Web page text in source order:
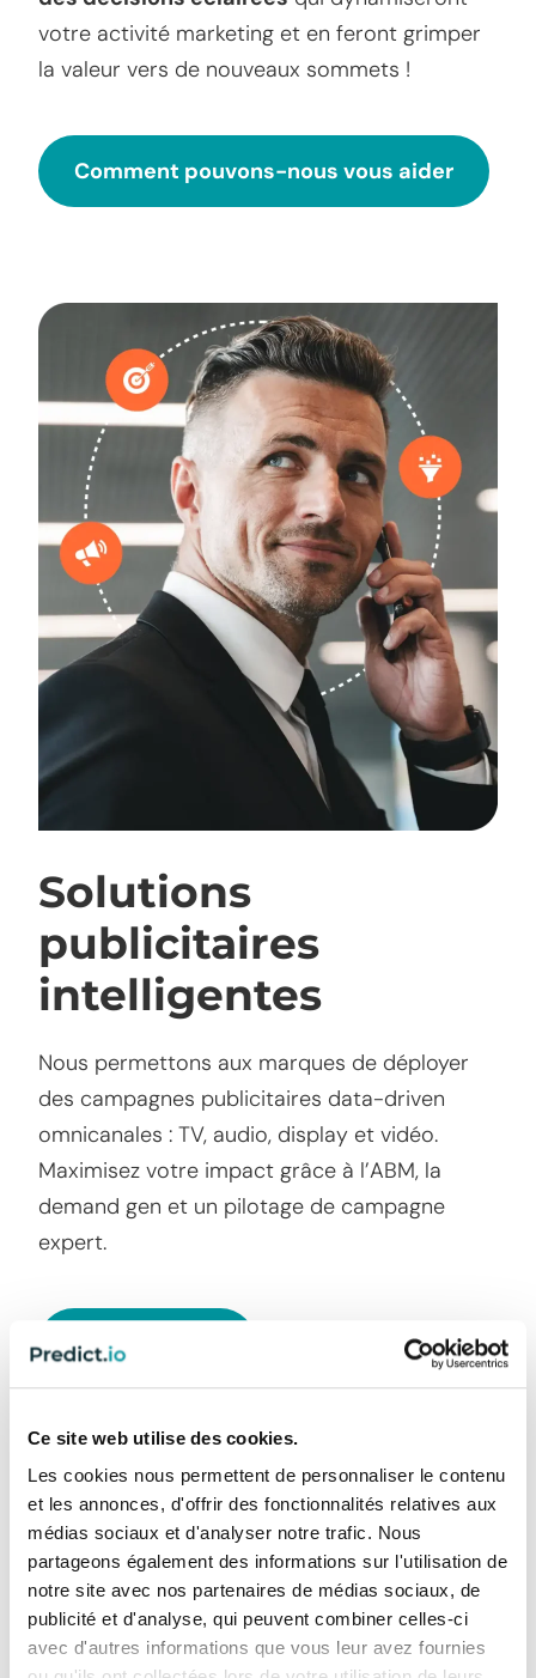
Ce site web utilise des cookies.
Les cookies nous permettent de personnaliser le contenu
et les annonces, d'offrir des fonctionnalités relatives aux
médias sociaux et d'analyser notre trafic. Nous
partageons également des informations sur l'utilisation de
notre site avec nos partenaires de médias sociaux, de
publicité et d'analyse, qui peuvent combiner celles-ci
avec d'autres informations que vous leur avez fournies
votre activité marketing et en feront grimper
la valeur vers de nouveaux sommets !
Comment pouvons-nous vous aider
Solutions
publicitaires
intelligentes
Nous permettons aux marques de déployer
des campagnes publicitaires data-driven
omnicanales : TV, audio, display et vidéo.
Maximisez votre impact grâce à l’ABM, la
demand gen et un pilotage de campagne
expert.
En savoir plus
Années d’activité
éditoriale
Des clients dans le
monde entier